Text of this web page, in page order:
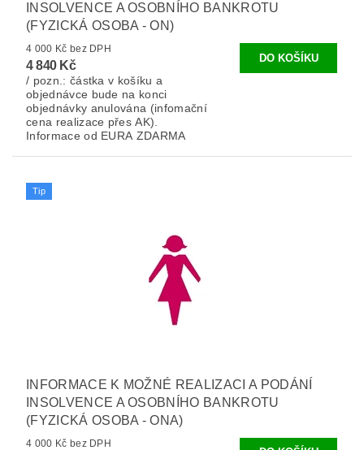
INSOLVENCE A OSOBNÍHO BANKROTU
(FYZICKÁ OSOBA - ON)
4 000 Kč bez DPH
4 840 Kč
/ pozn.: částka v košíku a
objednávce bude na konci
objednávky anulována (infomační
cena realizace přes AK).
Informace od EURA ZDARMA
Tip
INFORMACE K MOŽNÉ REALIZACI A PODÁNÍ
INSOLVENCE A OSOBNÍHO BANKROTU
(FYZICKÁ OSOBA - ONA)
4 000 Kč bez DPH